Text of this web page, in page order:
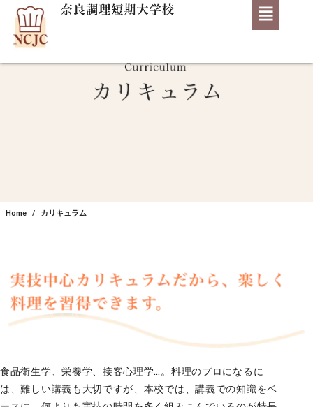
Home カリキュラム
食品衛生学、栄養学、接客心理学…。料理のプロになるに
は、難しい講義も大切ですが、本校では、講義での知識をベ